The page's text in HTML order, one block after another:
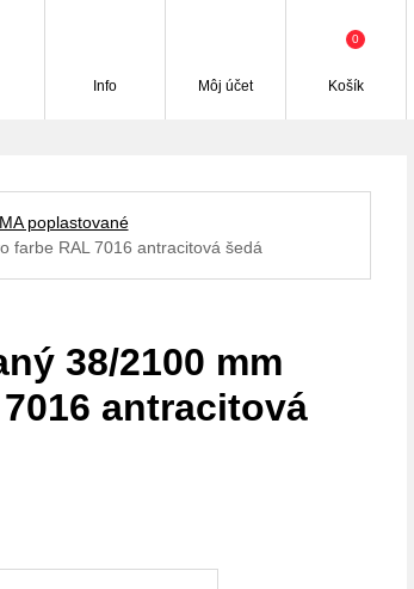
Info Môj účet Košík
0
poplastované
farbe RAL 7016 antracitová šedá
38/2100 mm
antracitová